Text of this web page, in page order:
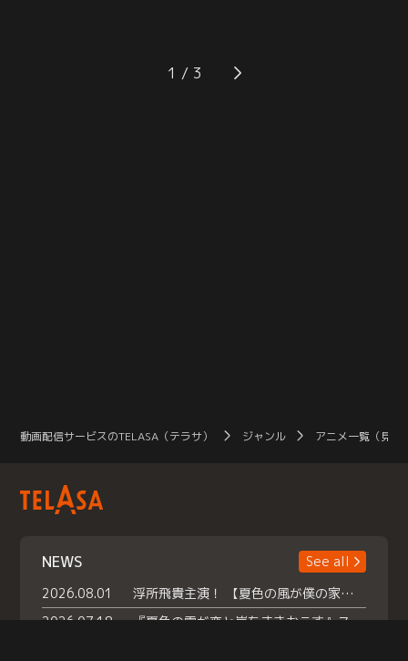
に五条を削ろうとする漏瑚達だった
が、五条はある秘策に出る--。【提
況を飲み込み、五条の封印を全ての
術師に伝え、五条奪還の為に動き出
1
動画配信サービスのTELASA（テラサ） ジャンル アニメ一覧（見放
NEWS
See all
2026.08.01
浮所飛貴主演！ 【夏色の風が僕の家にやってきた】 本日よりテラサで独占配信スタート！
2026.07.18
『夏色の雲が恋と嵐をまきおこす』スペシャルメイキング 【Part1】2026年７月18日（土）23時30分～配信スタート！話題のシーンの裏側を大公開！豪華キャスト大集合！ 『武宮家 真夏の家族会議』開催！